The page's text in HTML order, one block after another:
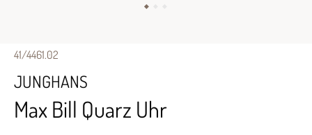
41/4461.02
JUNGHANS
Max Bill Quarz Uhr